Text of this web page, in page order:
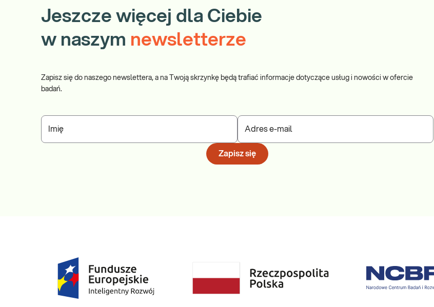
Jeszcze więcej dla Ciebie
w naszym newsletterze
Zapisz się do naszego newslettera, a na Twoją skrzynkę będą trafiać informacje dotyczące usług i nowości w ofercie
badań.
Imię Adres e-mail
Zapisz się